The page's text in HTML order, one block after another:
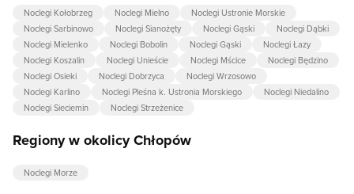
Noclegi Kołobrzeg Noclegi Mielno
Noclegi Ustronie Morskie
Noclegi Sarbinowo
Noclegi Sianożęty Noclegi Gąski
Noclegi Dąbki
Noclegi Mielenko
Noclegi Bobolin Noclegi Gąski
Noclegi Łazy
Noclegi Koszalin
Noclegi Unieście Noclegi Mścice
Noclegi Będzino
Noclegi Osieki
Noclegi Dobrzyca
Noclegi Wrzosowo
Noclegi Karlino
Noclegi Pleśna k. Ustronia Morskiego
Noclegi Niedalino
Noclegi Sieciemin
Noclegi Strzeżenice
Regiony w okolicy Chłopów
Noclegi Morze